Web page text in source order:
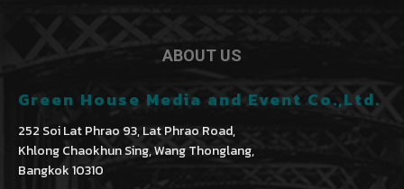
ABOUT US
Green House Media and Event Co.,Ltd.
252 Soi Lat Phrao 93, Lat Phrao Road,
Khlong Chaokhun Sing, Wang Thonglang,
Bangkok 10310